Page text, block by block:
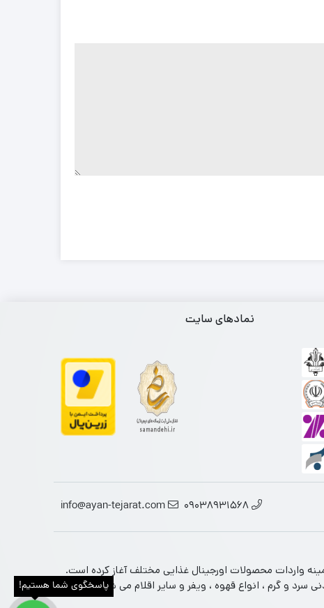
نمادهای سایت
09038931568
info@ayan-tejarat.com
تخصصی محصولات غذایی ارجینال از برندهای معتبر جهانی است. این فروشگاه فعالیت خود را از سال 1390 در زمینه واردات محصولات اورجینال غذایی مختلف آغاز کرده است.
سرد و گرم ، انواع قهوه ، ویفر و سایر اقلام می شود را در دل
پاسخگوی شما هستیم!